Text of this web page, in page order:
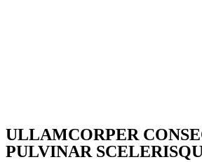
ULLAMCORPER
PULVINAR